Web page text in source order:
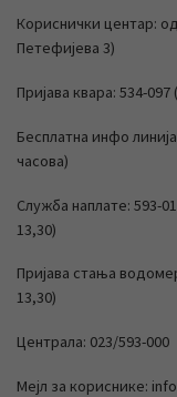
Кориснички центар:
Петефијева 3)
Пријава квара: 534-097
Бесплатна инфо
часова)
Служба наплате: 593-
13,30)
Пријава стања
13,30)
Централа: 023/593-000
Мејл за кориснике: